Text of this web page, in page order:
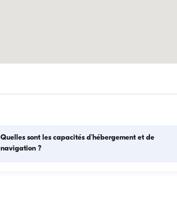
Quelles sont les capacités d'hébergement et de
navigation ?